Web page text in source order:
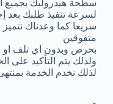
سطحة هيدروليك بجميع
لسرعة تنفيذ طلبك بعد
سريعا كما وعدناك
متفوقين
بحرص وبدون اي تلف او
ولذلك يتم التأكيد على
لذلك نخدم الخدمة